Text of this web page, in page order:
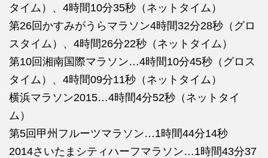
タイム）、4時間10分35秒（ネットタイム）
第26回かすみがうらマラソン4時間32分28秒（グロ
スタイム）、4時間26分22秒（ネットタイム）
第10回湘南国際マラソン…4時間10分45秒（グロス
タイム）、4時間09分11秒（ネットタイム）
横浜マラソン2015…4時間4分52秒（ネットタイ
ム）
第5回甲州フルーツマラソン…1時間44分14秒
2014さいたまシティハーフマラソン…1時間43分37